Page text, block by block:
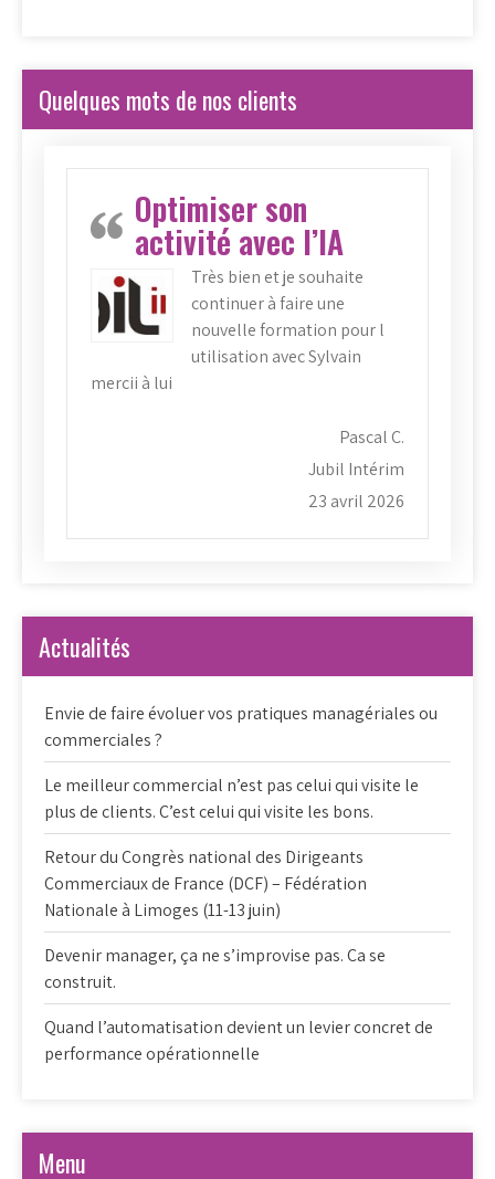
Quelques mots de nos clients
Optimiser son
activité avec l’IA
Très bien et je souhaite
continuer à faire une
nouvelle formation pour l
utilisation avec Sylvain
mercii à lui
Pascal C.
Jubil Intérim
23 avril 2026
Actualités
Envie de faire évoluer vos pratiques managériales ou
commerciales ?
Le meilleur commercial n’est pas celui qui visite le
plus de clients. C’est celui qui visite les bons.
Retour du Congrès national des Dirigeants
Commerciaux de France (DCF) – Fédération
Nationale à Limoges (11-13 juin)
Devenir manager, ça ne s’improvise pas. Ca se
construit.
Quand l’automatisation devient un levier concret de
performance opérationnelle
Menu